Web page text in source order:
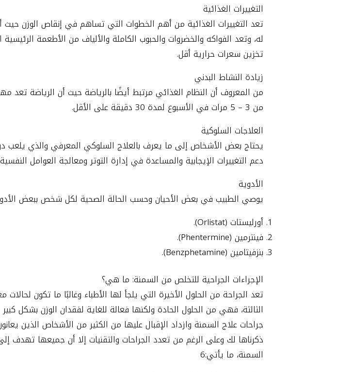
التغييرات الغذائية
تعد التغييرات الغذائية من أهم الخطوات التي تساهم في إنقاص الوزن
له، وتعد الفواكه والخضروات والحبوب الكاملة والألياف من الأطعمة
تخزين سعرات حرارية أقل.
زيادة النشاط البدني
من المعروف أن النظام الغذائي مرتبط أيضًا بالرياضة حيث أن الرياضة تعد
من 3 – 5 مرات في الأسبوع لمدة 30 دقيقة على الأقل.
العلاجات السلوكية
يحتاج بعض الأشخاص إلى ما يعرف بالعلاج السلوكي المعرفي والذي يلعب
دعم التغييرات الإيجابية والمساعدة في إدارة التوتر ومعالجة العوامل
الأدوية
يوصي الطبيب في بعض الأحيان وحسب الحالة الصحية لكل شخص ببعض
أورليستات (Orlistat).
فينترمين (Phentermine).
بنزفيتامين (Benzphetamine).
الإجراءات الجراحية للتخلص من السمنة: ما هي؟
تعد الجراحة من الحلول الأخيرة التي يلجأ لها الأطباء وغالبًا ما تكون
الثالثة، فهي من الحلول الحادة ولكنها فعالة للغاية لفقدان الوزن بشكل
جراحات علاج السمنة وازداد الإقبال عليها من الكثير من الأشخاص الذين
ذكرناها لك وعلى الرغم من تعدد الجراحات والتقنيات إلا أن جميعها
السمنة، ما يأتي:6